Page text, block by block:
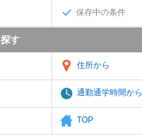
保存中の条件
す
住所から
通勤通学時間から
TOP